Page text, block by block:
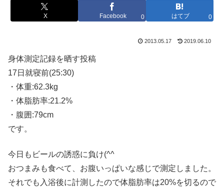
X Facebook 0 はてブ 0
2013.05.17 2019.06.10
身体測定記録を晒す投稿
17日就寝前(25:30)
・体重:62.3kg
・体脂肪率:21.2%
・腹囲:79cm
です。
今日もビールの誘惑に負け(^^ゞ
おつまみも食べて、お腹いっぱいな感じで測定しました。
それでも入浴後に計測したので体脂肪率は20%を切るので